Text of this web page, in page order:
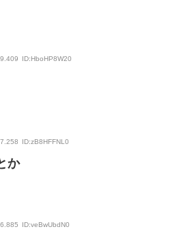
ID:HboHP8W20
ID:zB8HFFNL0
か
ID:veBwUbdN0